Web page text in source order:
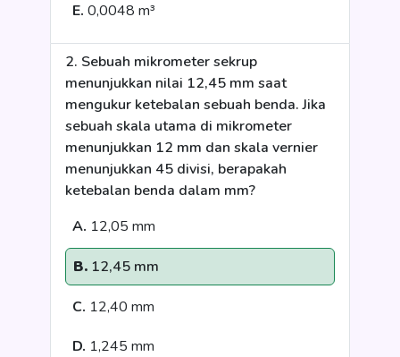
E. 0,0048 m³
2. Sebuah mikrometer sekrup
menunjukkan nilai 12,45 mm saat
mengukur ketebalan sebuah benda. Jika
sebuah skala utama di mikrometer
menunjukkan 12 mm dan skala vernier
menunjukkan 45 divisi, berapakah
ketebalan benda dalam mm?
A. 12,05 mm
B. 12,45 mm
C. 12,40 mm
D. 1,245 mm